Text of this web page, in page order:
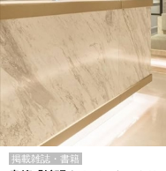
掲載雑誌・書籍